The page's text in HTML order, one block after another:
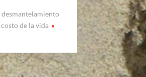
desmantelamiento
de la vida